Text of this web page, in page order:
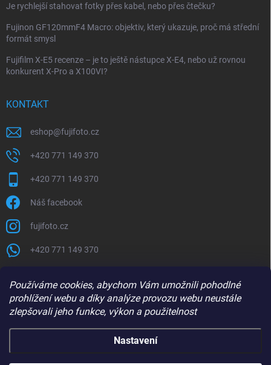
Používáme cookies, abychom Vám umožnili pohodlné
prohlížení webu a díky analýze provozu webu neustále
zlepšovali jeho funkce, výkon a použitelnost
Nastavení
Je rychlejší stahovat fotky přes kabel, nebo přes čtečku?
Fujinon GF120mmF4 Macro: objektiv, který ukazuje, proč má střední
formát smysl
Fujifilm X-E5 recenze – je to ještě nástupce X-E4, nebo už rovnou
konkurent X-Pro a X100VI?
KONTAKT
eshop@fujifoto.cz
+420 771 149 370
+420 771 149 370
Náš facebook
fujifoto.cz
+420 771 149 370
PŘIJÍMÁME ONLINE PLATBY